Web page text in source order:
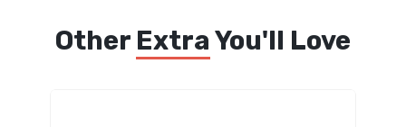
Other Extra You'll Love